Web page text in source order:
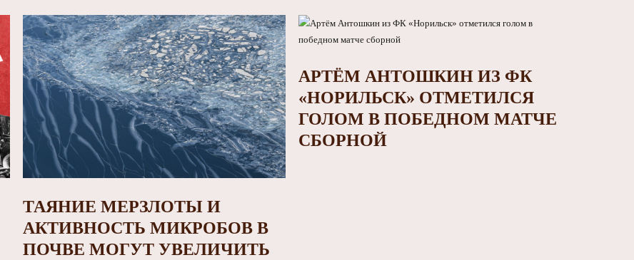
ТАЯНИЕ МЕРЗЛОТЫ И
АКТИВНОСТЬ МИКРОБОВ В
ПОЧВЕ МОГУТ УВЕЛИЧИТЬ
АРТЁМ АНТОШКИН ИЗ ФК
«НОРИЛЬСК» ОТМЕТИЛСЯ
ГОЛОМ В ПОБЕДНОМ МАТЧЕ
СБОРНОЙ